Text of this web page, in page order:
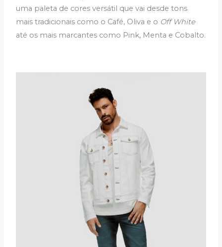
uma paleta de cores versátil que vai desde tons
mais tradicionais como o Café, Oliva e o Off White
até os mais marcantes como Pink, Menta e Cobalto.